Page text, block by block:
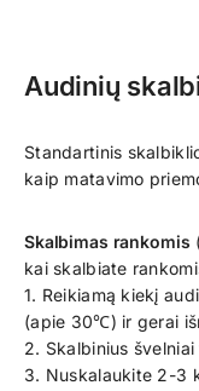
Audinių
Standartinis
kaip matavimo
Skalbimas rankomis
kai skalbiate
1. Reikiamą kiekį
(apie 30℃) ir gerai
2. Skalbinius
3. Nuskalaukite 2-3